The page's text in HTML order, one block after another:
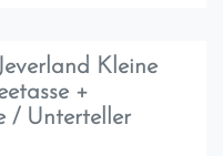
Kleine
+
/ Unterteller